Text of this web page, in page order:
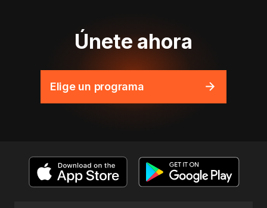
Únete ahora
Elige un programa